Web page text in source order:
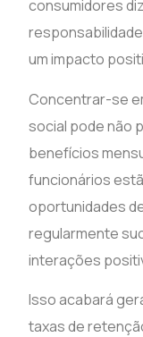
consumidores
um impacto
Concentrar-se
social pode não
benefícios
funcionários
oportunidades
regularmente
interações
Isso acabará
taxas de